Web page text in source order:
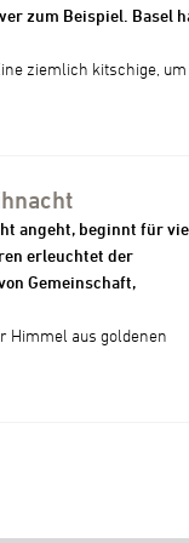
zum Beispiel. Basel
ziemlich kitschige, um
angeht, beginnt für
erleuchtet der
Gemeinschaft,
Himmel aus goldenen